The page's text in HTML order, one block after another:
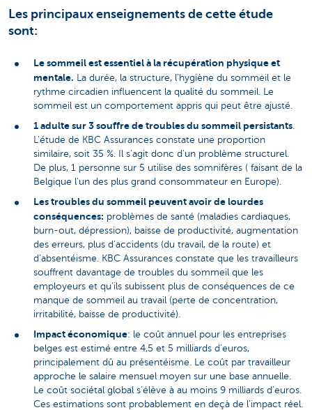
Les principaux enseignements de cette étude
sont:
Le sommeil est essentiel à la récupération physique et
mentale. La durée, la structure, l’hygiène du sommeil et le
rythme circadien influencent la qualité du sommeil. Le
sommeil est un comportement appris qui peut être ajusté.
1 adulte sur 3 souffre de troubles du sommeil persistants
L’étude de KBC Assurances constate une proportion
similaire, soit 35 %. Il s’agit donc d’un problème structurel.
De plus, 1 personne sur 5 utilise des somnifères ( faisant de la
Belgique l’un des plus grand consommateur en Europe).
Les troubles du sommeil peuvent avoir de lourdes
conséquences: problèmes de santé (maladies cardiaques,
burn-out, dépression), baisse de productivité, augmentation
des erreurs, plus d’accidents (du travail, de la route) et
d’absentéisme. KBC Assurances constate que les travailleurs
souffrent davantage de troubles du sommeil que les
employeurs et qu’ils subissent plus de conséquences de ce
manque de sommeil au travail (perte de concentration,
irritabilité, baisse de productivité).
Impact économique: le coût annuel pour les entreprises
belges est estimé entre 4,5 et 5 milliards d’euros,
principalement dû au présentéisme. Le coût par travailleur
approche le salaire mensuel moyen sur une base annuelle.
Le coût sociétal global s’élève à au moins 9 milliards d’euros.
Ces estimations sont probablement en deçà de l’impact réel.